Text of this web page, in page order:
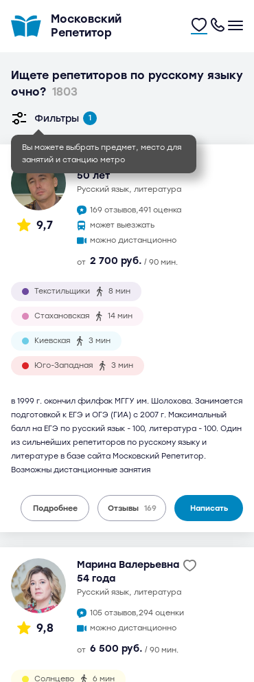
Московский
Репетитор
Ищете репетиторов по русскому языку
очно? 1803
Вы можете выбрать предмет, место для
занятий и станцию метро
Фильтры 1
9,7
Иван Игоревич
50 лет
русский язык, литература
169 отзывов,491 оценка
может выезжать
можно дистанционно
от 2 700 руб. / 90 мин.
Текстильщики 8 мин
Стахановская 14 мин
Киевская 3 мин
Юго-Западная 3 мин
в 1999 г. окончил филфак МГГУ им. Шолохова. Занимается
подготовкой к ЕГЭ и ОГЭ (ГИА) с 2007 г. Максимальный
балл на ЕГЭ по русский язык - 100, литература - 100. Один
из сильнейших репетиторов по русскому языку и
литературе в базе сайта Московский Репетитор.
Возможны дистанционные занятия
Подробнее Отзывы 169 Написать
9,8
Марина Валерьевна
54 года
русский язык, литература
105 отзывов,294 оценки
можно дистанционно
от 6 500 руб. / 90 мин.
Солнцево 6 мин